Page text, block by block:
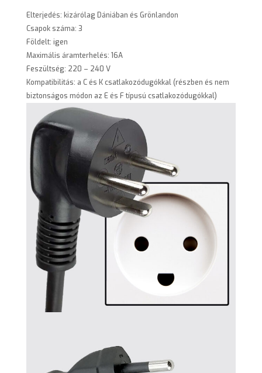
Elterjedés: kizárólag Dániában és Grönlandon
Csapok száma: 3
Földelt: igen
Maximális áramterhelés: 16A
Feszültség: 220 – 240 V
Kompatibilitás: a C és K csatlakozódugókkal (részben és nem
biztonságos módon az E és F típusú csatlakozódugókkal)